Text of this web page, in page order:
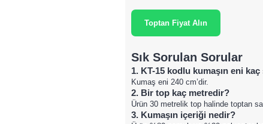
Toptan Fiyat Alın
Sık Sorulan Sorular
1. KT-15 kodlu kumaşın eni
Kumaş eni 240 cm’dir.
2. Bir top kaç metredir?
Ürün 30 metrelik top halinde toptan
3. Kumaşın içeriği nedir?